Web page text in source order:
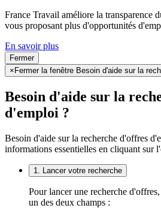
France Travail améliore la transparence
vous proposant plus d'opportunités
En savoir plus
Fermer
× Fermer la fenêtre Besoin d'aide sur la
Besoin d'aide sur la
d'emploi ?
Besoin d'aide sur la recherche d'offres
informations essentielles en cliquant sur
1. Lancer votre recherche
Pour lancer une recherche
un des deux champs :